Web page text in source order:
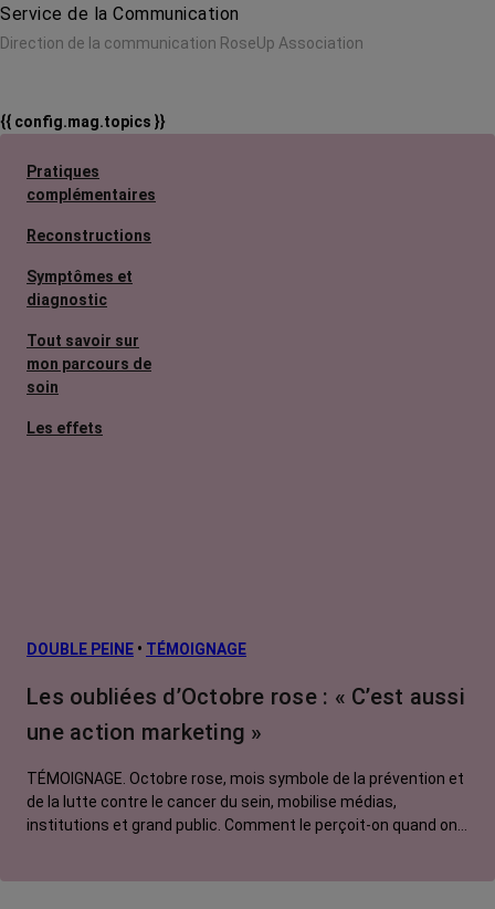
Service de la Communication
Direction de la communication RoseUp Association
{{ config.mag.topics }}
Pratiques
complémentaires
Reconstructions
Symptômes et
diagnostic
Tout savoir sur
mon parcours de
soin
Les effets
L’après cancer
Traitements
contre le cancer
DOUBLE PEINE • TÉMOIGNAGE
Les oubliées d’Octobre rose : « C’est aussi
une action marketing »
TÉMOIGNAGE. Octobre rose, mois symbole de la prévention et
de la lutte contre le cancer du sein, mobilise médias,
institutions et grand public. Comment le perçoit-on quand on